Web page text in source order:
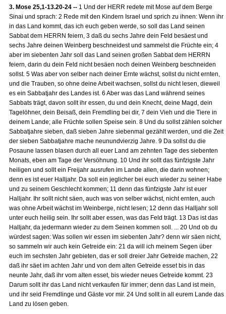
3. Mose 25,1-13.20-24 -- 1 Und der HERR redete mit Mose auf dem Berge
Sinai und sprach: 2 Rede mit den Kindern Israel und sprich zu ihnen: Wenn ihr
in das Land kommt, das ich euch geben werde, so soll das Land seinen
Sabbat dem HERRN feiern, 3 daß du sechs Jahre dein Feld besäest und
sechs Jahre deinen Weinberg beschneidest und sammelst die Früchte ein; 4
aber im siebenten Jahr soll das Land seinen großen Sabbat dem HERRN
feiern, darin du dein Feld nicht besäen noch deinen Weinberg beschneiden
sollst. 5 Was aber von selber nach deiner Ernte wächst, sollst du nicht ernten,
und die Trauben, so ohne deine Arbeit wachsen, sollst du nicht lesen, dieweil
es ein Sabbatjahr des Landes ist. 6 Aber was das Land während seines
Sabbats trägt, davon sollt ihr essen, du und dein Knecht, deine Magd, dein
Tagelöhner, dein Beisaß, dein Fremdling bei dir, 7 dein Vieh und die Tiere in
deinem Lande; alle Früchte sollen Speise sein. 8 Und du sollst zählen solcher
Sabbatjahre sieben, daß sieben Jahre siebenmal gezählt werden, und die Zeit
der sieben Sabbatjahre mache neunundvierzig Jahre. 9 Da sollst du die
Posaune lassen blasen durch all euer Land am zehnten Tage des siebenten
Monats, eben am Tage der Versöhnung. 10 Und ihr sollt das fünfzigste Jahr
heiligen und sollt ein Freijahr ausrufen im Lande allen, die darin wohnen;
denn es ist euer Halljahr. Da soll ein jeglicher bei euch wieder zu seiner Habe
und zu seinem Geschlecht kommen; 11 denn das fünfzigste Jahr ist euer
Halljahr. Ihr sollt nicht säen, auch was von selber wächst, nicht ernten, auch
was ohne Arbeit wächst im Weinberge, nicht lesen; 12 denn das Halljahr soll
unter euch heilig sein. Ihr sollt aber essen, was das Feld trägt. 13 Das ist das
Halljahr, da jedermann wieder zu dem Seinen kommen soll. ... 20 Und ob du
würdest sagen: Was sollen wir essen im siebenten Jahr? denn wir säen nicht,
so sammeln wir auch kein Getreide ein: 21 da will ich meinem Segen über
euch im sechsten Jahr gebieten, das er soll dreier Jahr Getreide machen, 22
daß ihr säet im achten Jahr und von dem alten Getreide esset bis in das
neunte Jahr, daß ihr vom alten esset, bis wieder neues Getreide kommt. 23
Darum sollt ihr das Land nicht verkaufen für immer; denn das Land ist mein,
und ihr seid Fremdlinge und Gäste vor mir. 24 Und sollt in all eurem Lande das
Land zu lösen geben.